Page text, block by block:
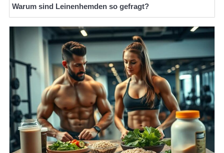
Warum sind Leinenhemden so gefragt?